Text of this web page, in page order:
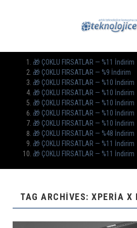
🎁 ÇOKLU FIRSATLAR — %11 İndirim
🎁 ÇOKLU FIRSATLAR — %9 İndirim
🎁 ÇOKLU FIRSATLAR — %10 İndirim
🎁 ÇOKLU FIRSATLAR — %10 İndirim
🎁 ÇOKLU FIRSATLAR — %10 İndirim
🎁 ÇOKLU FIRSATLAR — %10 İndirim
🎁 ÇOKLU FIRSATLAR — %10 İndirim
🎁 ÇOKLU FIRSATLAR — %48 İndirim
🎁 ÇOKLU FIRSATLAR — %11 İndirim
🎁 ÇOKLU FIRSATLAR — %11 İndirim
TAG ARCHIVES: XPERIA X